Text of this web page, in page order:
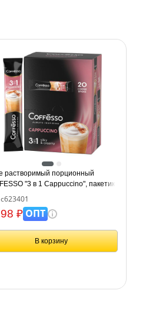
растворимый порционный
"3 в 1 Cappuccino", пакетик
102148
₽ОПТ
В корзину